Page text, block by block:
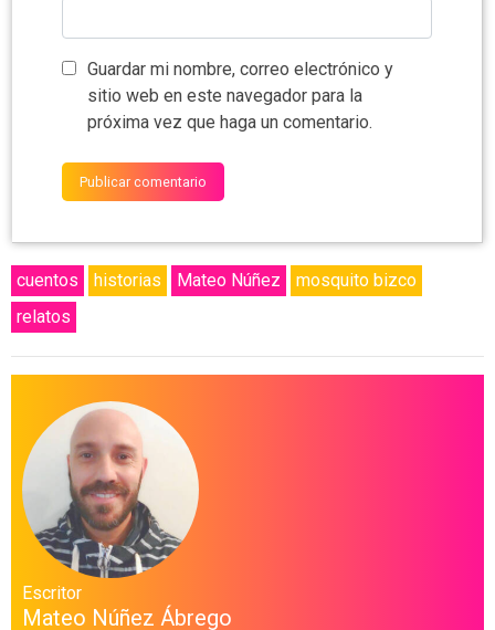
Guardar mi nombre, correo electrónico y
sitio web en este navegador para la
próxima vez que haga un comentario.
cuentos historias Mateo Núñez
mosquito bizco
relatos
Escritor
Mateo Núñez Ábrego